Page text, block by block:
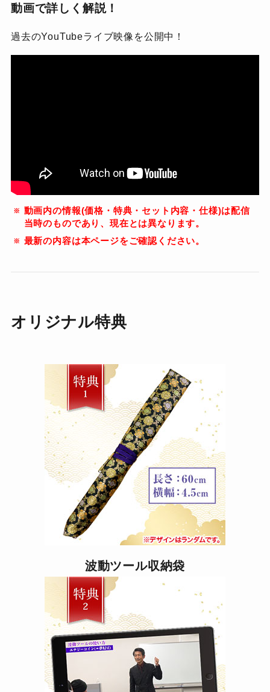
動画で詳しく解説！
過去のYouTubeライブ映像を公開中！
動画内の情報(価格・特典・セット内容・仕様)は配信
当時のものであり、現在とは異なります。
最新の内容は本ページをご確認ください。
オリジナル特典
波動ツール収納袋